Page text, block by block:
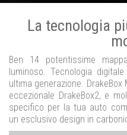
La tecnologia
Ben 14 potentissime
luminoso. Tecnologia
ultima generazione.
eccezionale DrakeBox2, e
specifico per la tua auto
un esclusivo design in